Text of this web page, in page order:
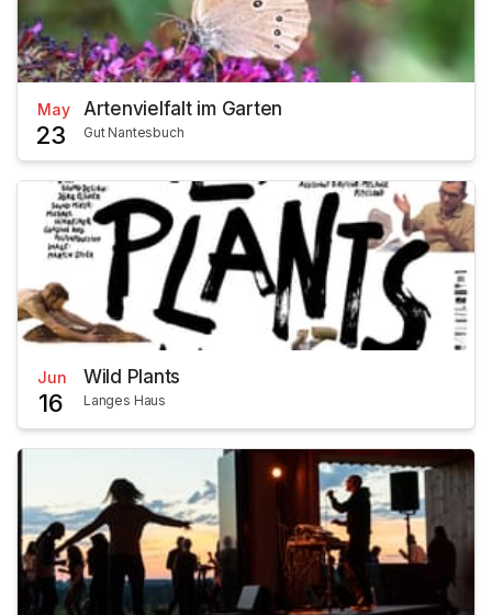
May
23
Artenvielfalt im Garten
Gut Nantesbuch
Jun
16
Wild Plants
Langes Haus